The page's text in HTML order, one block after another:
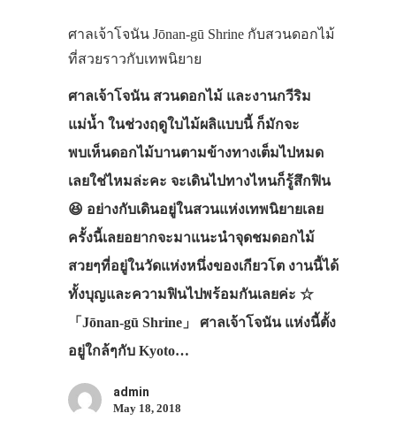
ศาลเจ้าโจนัน Jōnan-gū Shrine กับสวนดอกไม้
ที่สวยราวกับเทพนิยาย
ศาลเจ้าโจนัน สวนดอกไม้ และงานกวีริม
แม่น้ำ ในช่วงฤดูใบไม้ผลิแบบนี้ ก็มักจะ
พบเห็นดอกไม้บานตามข้างทางเต็มไปหมด
เลยใช่ไหมล่ะคะ จะเดินไปทางไหนก็รู้สึกฟิน
😆 อย่างกับเดินอยู่ในสวนแห่งเทพนิยายเลย
ครั้งนี้เลยอยากจะมาแนะนำจุดชมดอกไม้
สวยๆที่อยู่ในวัดแห่งหนึ่งของเกียวโต งานนี้ได้
ทั้งบุญและความฟินไปพร้อมกันเลยค่ะ ☆
「Jōnan-gū Shrine」 ศาลเจ้าโจนัน แห่งนี้ตั้ง
อยู่ใกล้ๆกับ Kyoto…
admin
May 18, 2018